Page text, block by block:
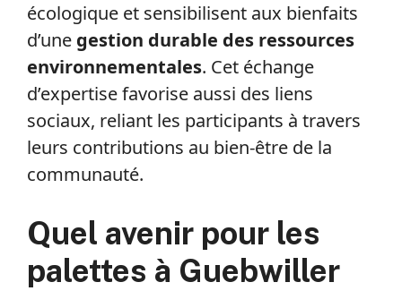
écologique et sensibilisent aux bienfaits
d’une gestion durable des ressources
environnementales. Cet échange
d’expertise favorise aussi des liens
sociaux, reliant les participants à travers
leurs contributions au bien-être de la
communauté.
Quel avenir pour les
palettes à Guebwiller